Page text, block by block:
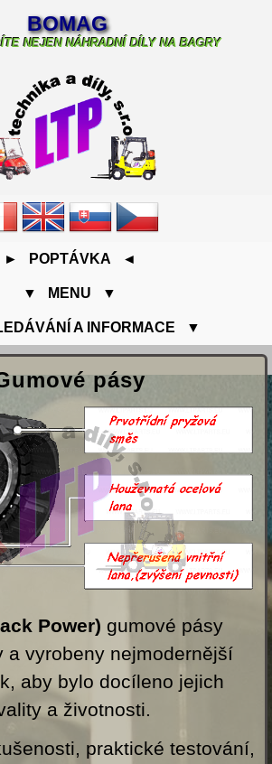
BOMAG
NEJEN NÁHRADNÍ DÍLY NA BAGRY
► POPTÁVKA ◄
▼ MENU ▼
A INFORMACE ▼
Gumové pásy
Power) gumové pásy
a vyrobeny nejmodernější
aby bylo docíleno jejich
a životnosti.
praktické testování,